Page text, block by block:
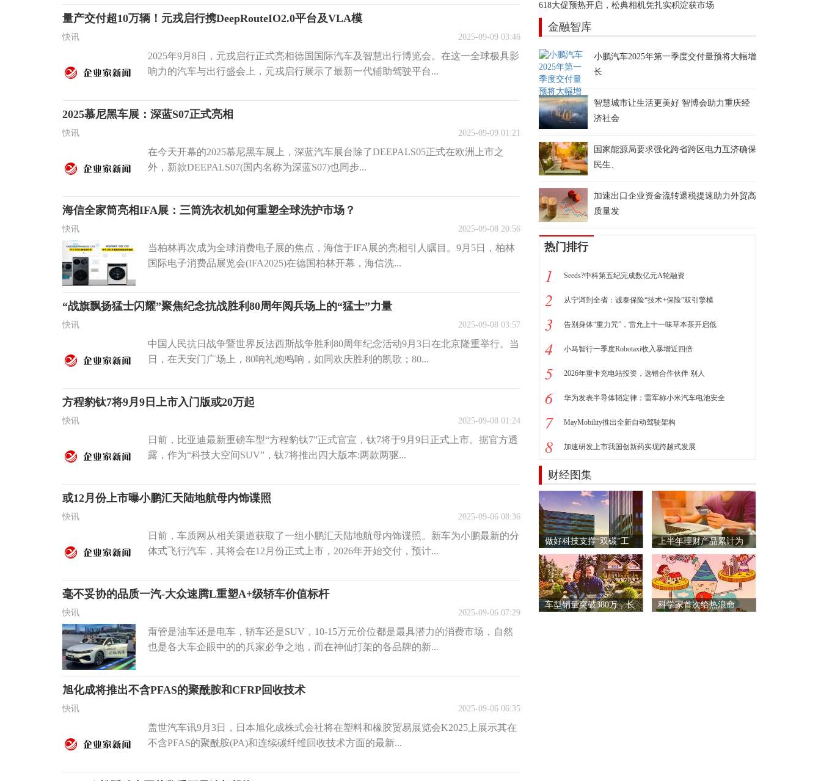
量产交付超10万辆！元戎启行携DeepRouteIO2.0平台及VLA模
快讯 2025-09-09 03:46
2025年9月8日，元戎启行正式亮相德国国际汽车及智慧出行博览会。在这一全球极具影
响力的汽车与出行盛会上，元戎启行展示了最新一代辅助驾驶平台...
2025慕尼黑车展：深蓝S07正式亮相
快讯 2025-09-09 01:21
在今天开幕的2025慕尼黑车展上，深蓝汽车展台除了DEEPALS05正式在欧洲上市之
外，新款DEEPALS07(国内名称为深蓝S07)也同步...
海信全家筒亮相IFA展：三筒洗衣机如何重塑全球洗护市场？
快讯 2025-09-08 20:56
当柏林再次成为全球消费电子展的焦点，海信于IFA展的亮相引人瞩目。9月5日，柏林
国际电子消费品展览会(IFA2025)在德国柏林开幕，海信洗...
“战旗飘扬猛士闪耀”聚焦纪念抗战胜利80周年阅兵场上的“猛士”力量
快讯 2025-09-08 03:57
中国人民抗日战争暨世界反法西斯战争胜利80周年纪念活动9月3日在北京隆重举行。当
日，在天安门广场上，80响礼炮鸣响，如同欢庆胜利的凯歌；80...
方程豹钛7将9月9日上市入门版或20万起
快讯 2025-09-08 01:24
日前，比亚迪最新重磅车型“方程豹钛7”正式官宣，钛7将于9月9日正式上市。据官方透
露，作为“科技大空间SUV”，钛7将推出四大版本:两款两驱...
或12月份上市曝小鹏汇天陆地航母内饰谍照
快讯 2025-09-06 08:36
日前，车质网从相关渠道获取了一组小鹏汇天陆地航母内饰谍照。新车为小鹏最新的分
体式飞行汽车，其将会在12月份正式上市，2026年开始交付，预计...
毫不妥协的品质一汽-大众速腾L重塑A+级轿车价值标杆
快讯 2025-09-06 07:29
甭管是油车还是电车，轿车还是SUV，10-15万元价位都是最具潜力的消费市场，自然
也是各大车企眼中的的兵家必争之地，而在神仙打架的各品牌的新...
旭化成将推出不含PFAS的聚酰胺和CFRP回收技术
快讯 2025-09-06 06:35
盖世汽车讯9月3日，日本旭化成株式会社将在塑料和橡胶贸易展览会K2025上展示其在
不含PFAS的聚酰胺(PA)和连续碳纤维回收技术方面的最新...
618大促预热开启，松典相机凭扎实积淀获市场
金融智库
小鹏汽车2025年第一季度交付量预将大幅增
长
智慧城市让生活更美好 智博会助力重庆经
济社会
国家能源局要求强化跨省跨区电力互济确保
民生、
加速出口企业资金流转退税提速助力外贸高
质量发
热门排行
1 Seeds?中科第五纪完成数亿元A轮融资
2 从宁洱到全省：诚泰保险“技术+保险”双引擎模
3 告别身体“重力咒”，雷允上十一味草本茶开启低
4 小马智行一季度Robotaxi收入暴增近四倍
5 2026年重卡充电站投资，选错合作伙伴 别人
6 华为发表半导体韬定律；雷军称小米汽车电池安全
7 MayMobility推出全新自动驾驶架构
8 加速研发上市我国创新药实现跨越式发展
财经图集
做好科技支撑“双碳”工
作
上半年理财产品累计为
投资
车型销量突破380万，长
科学家首次给热浪命